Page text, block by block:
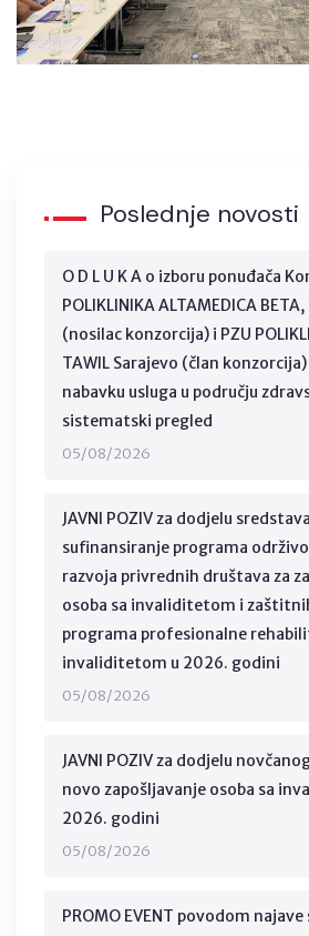
Poslednje novosti
O D L U K A o izboru ponuđača
POLIKLINIKA ALTAMEDICA
(nosilac konzorcija) i PZU
TAWIL Sarajevo (član
nabavku usluga u području
sistematski pregled
05/08/2026
JAVNI POZIV za dodjelu
sufinansiranje programa
razvoja privrednih društava za
osoba sa invaliditetom i
programa profesionalne
invaliditetom u 2026. godini
05/08/2026
JAVNI POZIV za dodjelu
novo zapošljavanje osoba sa
2026. godini
05/08/2026
PROMO EVENT povodom najave